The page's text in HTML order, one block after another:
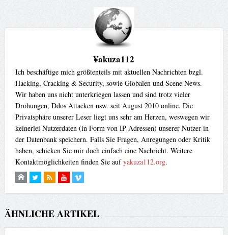
¥akuza112
Ich beschäftige mich größtenteils mit aktuellen Nachrichten bzgl.
Hacking, Cracking & Security, sowie Globalen und Scene News.
Wir haben uns nicht unterkriegen lassen und sind trotz vieler
Drohungen, Ddos Attacken usw. seit August 2010 online. Die
Privatsphäre unserer Leser liegt uns sehr am Herzen, weswegen wir
keinerlei Nutzerdaten (in Form von IP Adressen) unserer Nutzer in
der Datenbank speichern. Falls Sie Fragen, Anregungen oder Kritik
haben, schicken Sie mir doch einfach eine Nachricht. Weitere
Kontaktmöglichkeiten finden Sie aufyakuza112.org.
ÄHNLICHE ARTIKEL